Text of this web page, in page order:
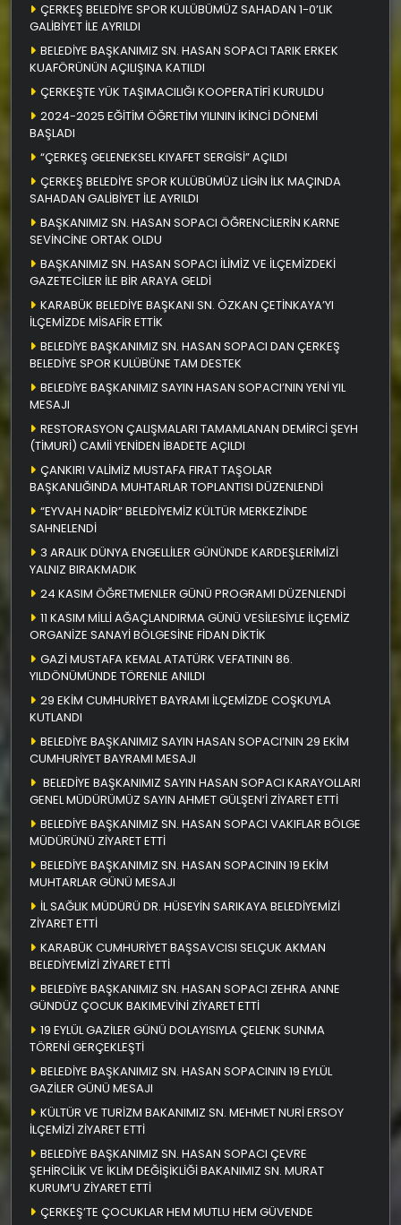
ÇERKEŞ BELEDİYE SPOR KULÜBÜMÜZ SAHADAN 1-0’LIK
GALİBİYET İLE AYRILDI
BELEDİYE BAŞKANIMIZ SN. HASAN SOPACI TARIK ERKEK
KUAFÖRÜNÜN AÇILIŞINA KATILDI
ÇERKEŞTE YÜK TAŞIMACILIĞI KOOPERATİFİ KURULDU
2024-2025 EĞİTİM ÖĞRETİM YILININ İKİNCİ DÖNEMİ
BAŞLADI
“ÇERKEŞ GELENEKSEL KIYAFET SERGİSİ” AÇILDI
ÇERKEŞ BELEDİYE SPOR KULÜBÜMÜZ LİGİN İLK MAÇINDA
SAHADAN GALİBİYET İLE AYRILDI
BAŞKANIMIZ SN. HASAN SOPACI ÖĞRENCİLERİN KARNE
SEVİNCİNE ORTAK OLDU
BAŞKANIMIZ SN. HASAN SOPACI İLİMİZ VE İLÇEMİZDEKİ
GAZETECİLER İLE BİR ARAYA GELDİ
KARABÜK BELEDİYE BAŞKANI SN. ÖZKAN ÇETİNKAYA’YI
İLÇEMİZDE MİSAFİR ETTİK
BELEDİYE BAŞKANIMIZ SN. HASAN SOPACI DAN ÇERKEŞ
BELEDİYE SPOR KULÜBÜNE TAM DESTEK
BELEDİYE BAŞKANIMIZ SAYIN HASAN SOPACI’NIN YENİ YIL
MESAJI
RESTORASYON ÇALIŞMALARI TAMAMLANAN DEMİRCİ ŞEYH
(TİMURİ) CAMİİ YENİDEN İBADETE AÇILDI
ÇANKIRI VALİMİZ MUSTAFA FIRAT TAŞOLAR
BAŞKANLIĞINDA MUHTARLAR TOPLANTISI DÜZENLENDİ
“EYVAH NADİR” BELEDİYEMİZ KÜLTÜR MERKEZİNDE
SAHNELENDİ
3 ARALIK DÜNYA ENGELLİLER GÜNÜNDE KARDEŞLERİMİZİ
YALNIZ BIRAKMADIK
24 KASIM ÖĞRETMENLER GÜNÜ PROGRAMI DÜZENLENDİ
11 KASIM MİLLİ AĞAÇLANDIRMA GÜNÜ VESİLESİYLE İLÇEMİZ
ORGANİZE SANAYİ BÖLGESİNE FİDAN DİKTİK
GAZİ MUSTAFA KEMAL ATATÜRK VEFATININ 86.
YILDÖNÜMÜNDE TÖRENLE ANILDI
29 EKİM CUMHURİYET BAYRAMI İLÇEMİZDE COŞKUYLA
KUTLANDI
BELEDİYE BAŞKANIMIZ SAYIN HASAN SOPACI’NIN 29 EKİM
CUMHURİYET BAYRAMI MESAJI
BELEDİYE BAŞKANIMIZ SAYIN HASAN SOPACI KARAYOLLARI
GENEL MÜDÜRÜMÜZ SAYIN AHMET GÜLŞEN’İ ZİYARET ETTİ
BELEDİYE BAŞKANIMIZ SN. HASAN SOPACI VAKIFLAR BÖLGE
MÜDÜRÜNÜ ZİYARET ETTİ
BELEDİYE BAŞKANIMIZ SN. HASAN SOPACININ 19 EKİM
MUHTARLAR GÜNÜ MESAJI
İL SAĞLIK MÜDÜRÜ DR. HÜSEYİN SARIKAYA BELEDİYEMİZİ
ZİYARET ETTİ
KARABÜK CUMHURİYET BAŞSAVCISI SELÇUK AKMAN
BELEDİYEMİZİ ZİYARET ETTİ
BELEDİYE BAŞKANIMIZ SN. HASAN SOPACI ZEHRA ANNE
GÜNDÜZ ÇOCUK BAKIMEVİNİ ZİYARET ETTİ
19 EYLÜL GAZİLER GÜNÜ DOLAYISIYLA ÇELENK SUNMA
TÖRENİ GERÇEKLEŞTİ
BELEDİYE BAŞKANIMIZ SN. HASAN SOPACININ 19 EYLÜL
GAZİLER GÜNÜ MESAJI
KÜLTÜR VE TURİZM BAKANIMIZ SN. MEHMET NURİ ERSOY
İLÇEMİZİ ZİYARET ETTİ
BELEDİYE BAŞKANIMIZ SN. HASAN SOPACI ÇEVRE
ŞEHİRCİLİK VE İKLİM DEĞİŞİKLİĞİ BAKANIMIZ SN. MURAT
KURUM’U ZİYARET ETTİ
ÇERKEŞ’TE ÇOCUKLAR HEM MUTLU HEM GÜVENDE